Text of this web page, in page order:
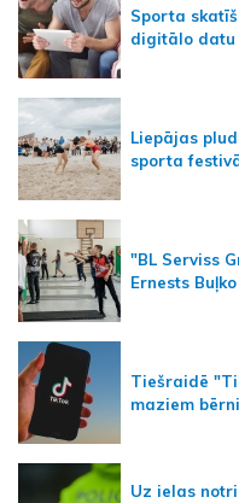
Sporta
digitālo datu
Liepājas
sporta
"BL Serviss
Ernests Buļko
Tiešraidē
maziem
Uz ielas